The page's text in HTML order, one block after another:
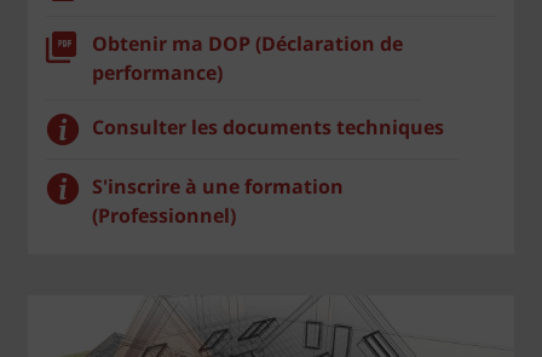
Obtenir ma DOP (Déclaration de
performance)
Consulter les documents techniques
S'inscrire à une formation
(Professionnel)